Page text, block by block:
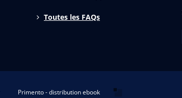
Toutes les FAQs
Primento - distribution ebook